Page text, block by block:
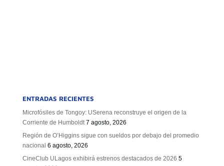
ENTRADAS RECIENTES
Microfósiles de Tongoy: USerena reconstruye el origen de la
Corriente de Humboldt 7 agosto, 2026
Región de O’Higgins sigue con sueldos por debajo del promedio
nacional 6 agosto, 2026
CineClub ULagos exhibirá estrenos destacados de 2026 5